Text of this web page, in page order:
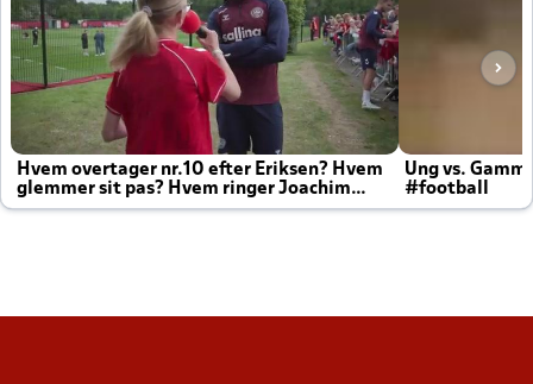
Hvem overtager nr.10 efter Eriksen? Hvem
glemmer sit pas? Hvem ringer Joachim
altid til efter kampe?
Ung vs.
#football